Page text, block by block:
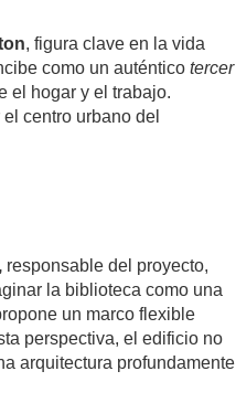
, figura clave en la vida
como un auténticotercer
el hogar y el trabajo.
centro urbano del
responsable del proyecto,
la biblioteca como una
un marco flexible
perspectiva, el edificio no
arquitectura profundamente